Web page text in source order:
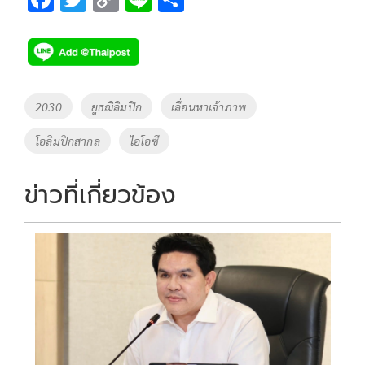
e
b
o
o
k
tt
er
p
y
Li
n
k
Tags
2030 ยูธฌิลิมปิก เลื่อนหาเจ้าภาพ
โอลิมปิกสากล ไอโอซี
ข่าวที่เกี่ยวข้อง